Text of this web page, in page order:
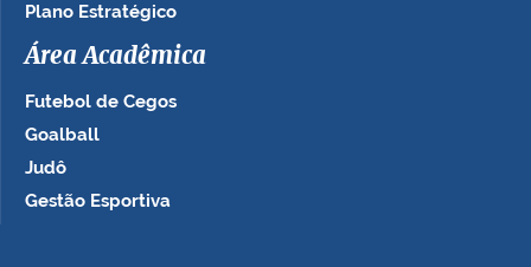
Plano Estratégico
Área Acadêmica
Futebol de Cegos
Goalball
Judô
Gestão Esportiva